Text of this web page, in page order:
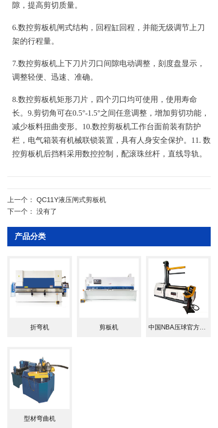
隙，提高剪切质量。
6.数控剪板机闸式结构，回程缸回程，并能无级调节上刀
架的行程量。
7.数控剪板机上下刀片刃口间隙电动调整，刻度盘显示，
调整轻便、迅速、准确。
8.数控剪板机矩形刀片，四个刃口均可使用，使用寿命
长。 9.剪切角可在0.5°-1.5°之间任意调整，增加剪切功能，
减少板料扭曲变形。 10.数控剪板机工作台面前装有防护
栏，电气箱装有机械联锁装置，具有人身安全保护。 11. 数
控剪板机后挡料采用数控控制，配滚珠丝杆，直线导轨。
上一个： QC11Y液压闸式剪板机
下一个： 没有了
产品分类
折弯机 剪板机 中国NBA压球官方网,最专业的压球门户!
型材弯曲机